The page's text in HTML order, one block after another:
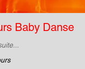
Baby Danse